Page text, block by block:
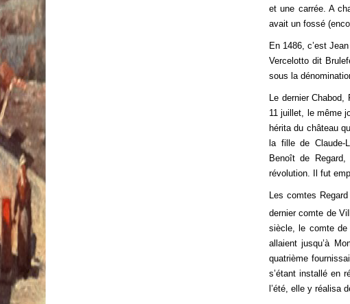
et une carrée. A
avait un fossé
En 1486, c’est
Vercelotto dit
sous la
Le dernier
11 juillet, le même
hérita du château
la fille de Claude-
Benoît de
révolution. Il fut
Les comtes
dernier comte de
siècle, le comte de
allaient jusqu’à
quatrième
s’étant installé en
l’été, elle y réalisa